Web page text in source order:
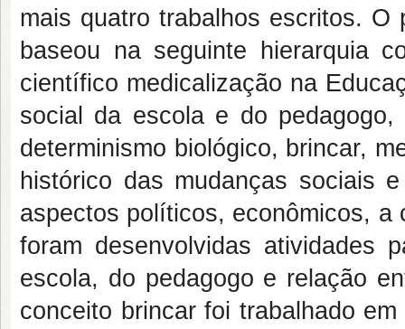
mais quatro trabalhos escritos. O
baseou na seguinte hierarquia
científico medicalização na
social da escola e do
determinismo biológico, brincar,
histórico das mudanças sociais
aspectos políticos, econômicos, a
foram desenvolvidas atividades
escola, do pedagogo e relação
conceito brincar foi trabalhado